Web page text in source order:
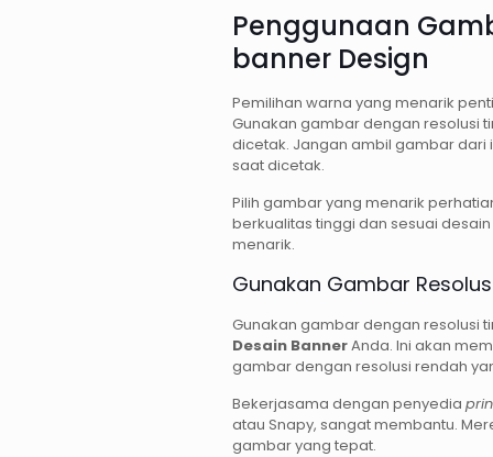
Penggunaan
banner Design
Pemilihan warna yang menarik
Gunakan gambar dengan resolusi
dicetak. Jangan ambil gambar
saat dicetak.
Pilih gambar yang menarik
berkualitas tinggi dan sesuai
menarik.
Gunakan Gambar
Gunakan gambar dengan resolusi
Desain BannerAnda. Ini akan
gambar dengan resolusi rendah
Bekerjasama dengan penyedia
atau Snapy, sangat membantu.
gambar yang tepat.